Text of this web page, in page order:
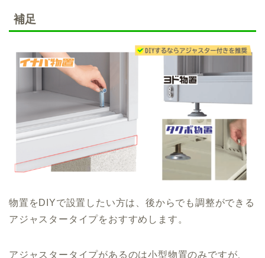
補足
物置をDIYで設置したい方は、後からでも調整ができる
アジャスタータイプをおすすめします。
アジャスタータイプがあるのは小型物置のみですが、